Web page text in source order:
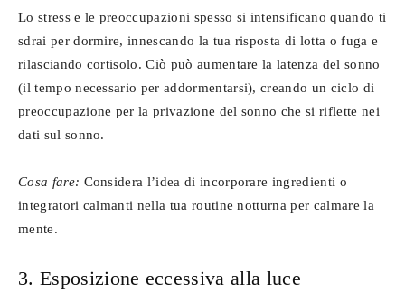
Lo stress e le preoccupazioni spesso si intensificano quando ti
sdrai per dormire, innescando la tua risposta di lotta o fuga e
rilasciando cortisolo. Ciò può aumentare la latenza del sonno
(il tempo necessario per addormentarsi), creando un ciclo di
preoccupazione per la privazione del sonno che si riflette nei
dati sul sonno.
Cosa fare: Considera l’idea di incorporare ingredienti o
integratori calmanti nella tua routine notturna per calmare la
mente.
3. Esposizione eccessiva alla luce